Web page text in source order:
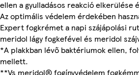
ellen a gyulladásos reakció elkerülése
Az optimális védelem érdekében
Expert fogkrémet a napi szájápolási
meridol lágy fogkefével és meridol
*A plakkban lévő baktériumok ellen,
mellett.
**Vs meridol® fogínyvédelem